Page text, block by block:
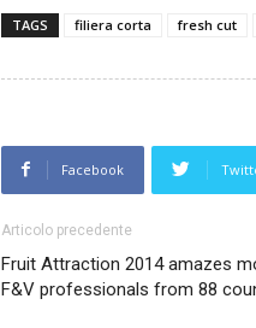
TAGS filiera corta fresh cut
Facebook
Articolo precedente
Fruit Attraction 2014 amazes
F&V professionals from 88